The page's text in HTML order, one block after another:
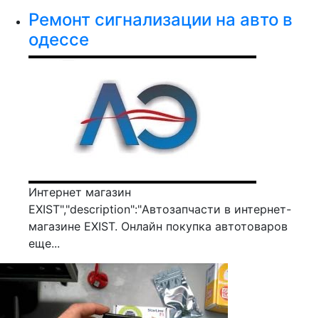
Ремонт сигнализации на авто в
одессе
Интернет магазин
EXIST","description":"Автозапчасти в интернет-
магазине EXIST. Онлайн покупка автотоваров
еще...